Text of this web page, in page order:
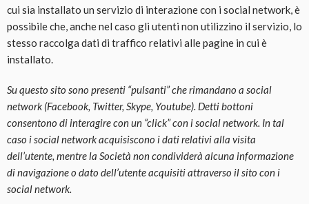
cui sia installato un servizio di interazione con i social network, è
possibile che, anche nel caso gli utenti non utilizzino il servizio, lo
stesso raccolga dati di traffico relativi alle pagine in cui è
installato.
Su questo sito sono presenti “pulsanti” che rimandano a social
network (Facebook, Twitter, Skype, Youtube). Detti bottoni
consentono di interagire con un “click” con i social network. In tal
caso i social network acquisiscono i dati relativi alla visita
dell’utente, mentre la Società non condividerà alcuna informazione
di navigazione o dato dell’utente acquisiti attraverso il sito con i
social network.